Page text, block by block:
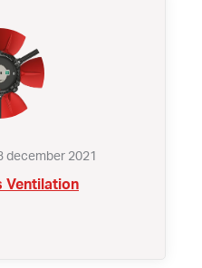
december 2021
Ventilation